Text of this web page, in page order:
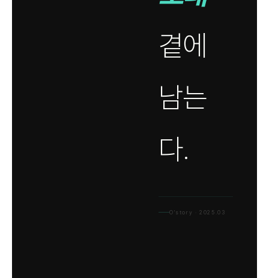
곁에
남는
다.
O'story · 2025.03